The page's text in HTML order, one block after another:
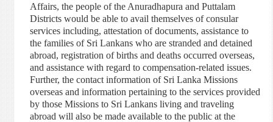
Affairs, the people of the Anuradhapura and Puttalam
Districts would be able to avail themselves of consular
services including, attestation of documents, assistance to
the families of Sri Lankans who are stranded and detained
abroad, registration of births and deaths occurred overseas,
and assistance with regard to compensation-related issues.
Further, the contact information of Sri Lanka Missions
overseas and information pertaining to the services provided
by those Missions to Sri Lankans living and traveling
abroad will also be made available to the public at the